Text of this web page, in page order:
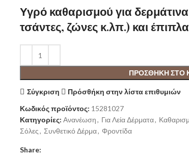
Υγρό καθαρισμού για
τσάντες, ζώνες κ.λπ.) και έπιπλα
ΠΡΟΣΘΉΚΗ ΣΤΟ
Σύγκριση
Πρόσθήκη στην λίστα επιθυμιών
Κωδικός προϊόντος: 15281027
Κατηγορίες: Ανανέωση, Για Λεία Δέρματα,
Σόλες, Συνθετικό Δέρμα, Φροντίδα
Share: